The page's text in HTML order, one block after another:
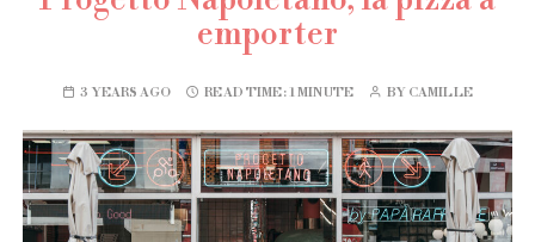
emporter
3 YEARS AGO READ TIME:1 MINUTE BY CAMILLE